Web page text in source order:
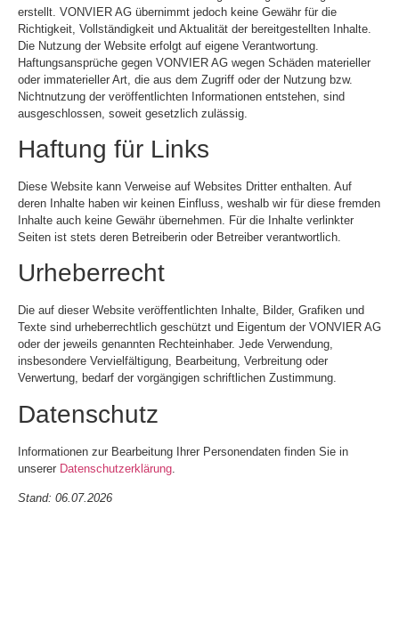
erstellt. VONVIER AG übernimmt jedoch keine Gewähr für die
Richtigkeit, Vollständigkeit und Aktualität der bereitgestellten Inhalte.
Die Nutzung der Website erfolgt auf eigene Verantwortung.
Haftungsansprüche gegen VONVIER AG wegen Schäden materieller
oder immaterieller Art, die aus dem Zugriff oder der Nutzung bzw.
Nichtnutzung der veröffentlichten Informationen entstehen, sind
ausgeschlossen, soweit gesetzlich zulässig.
Haftung für Links
Diese Website kann Verweise auf Websites Dritter enthalten. Auf
deren Inhalte haben wir keinen Einfluss, weshalb wir für diese fremden
Inhalte auch keine Gewähr übernehmen. Für die Inhalte verlinkter
Seiten ist stets deren Betreiberin oder Betreiber verantwortlich.
Urheberrecht
Die auf dieser Website veröffentlichten Inhalte, Bilder, Grafiken und
Texte sind urheberrechtlich geschützt und Eigentum der VONVIER AG
oder der jeweils genannten Rechteinhaber. Jede Verwendung,
insbesondere Vervielfältigung, Bearbeitung, Verbreitung oder
Verwertung, bedarf der vorgängigen schriftlichen Zustimmung.
Datenschutz
Informationen zur Bearbeitung Ihrer Personendaten finden Sie in
unserer Datenschutzerklärung
Stand: 06.07.2026